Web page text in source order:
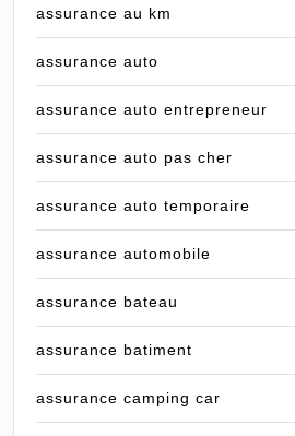
assurance au km
assurance auto
assurance auto entrepreneur
assurance auto pas cher
assurance auto temporaire
assurance automobile
assurance bateau
assurance batiment
assurance camping car